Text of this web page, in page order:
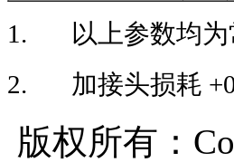
1. 以上参数均为
2. 加接头损耗
版权所有：